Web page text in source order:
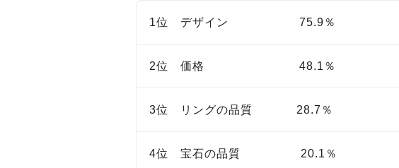
1位 デザイン 75.9％
2位 価格 48.1％
3位 リングの品質 28.7％
4位 宝石の品質 20.1％